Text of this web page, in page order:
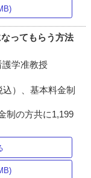
ってもらう方法
学准教授
）、基本料金制
制の方共に1,199